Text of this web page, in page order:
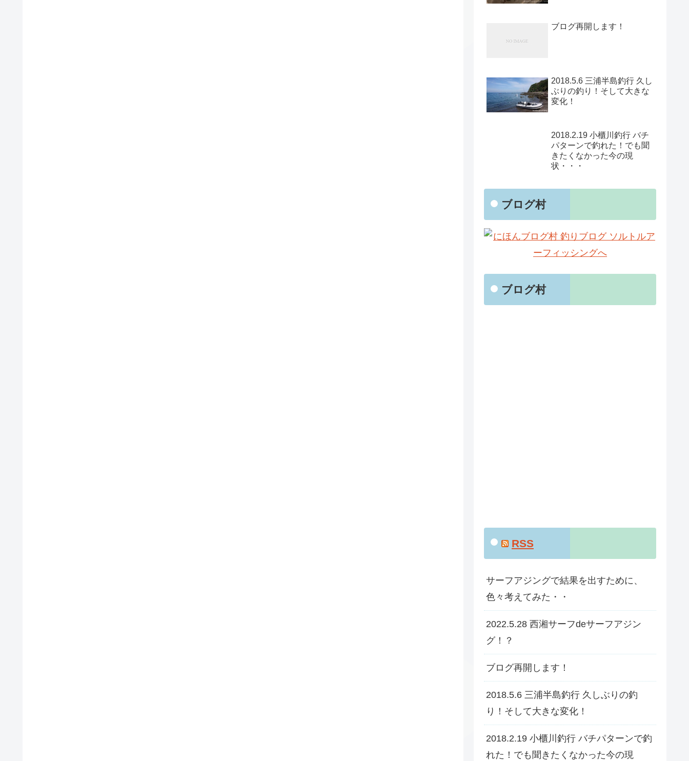
ブログ再開します！
2018.5.6 三浦半島釣行 久し
ぶりの釣り！そして大きな
変化！
2018.2.19 小櫃川釣行 バチ
パターンで釣れた！でも聞
きたくなかった今の現
状・・・
ブログ村
ブログ村
RSS
サーフアジングで結果を出すために、
色々考えてみた・・
2022.5.28 西湘サーフdeサーフアジン
グ！？
ブログ再開します！
2018.5.6 三浦半島釣行 久しぶりの釣
り！そして大きな変化！
2018.2.19 小櫃川釣行 バチパターンで釣
れた！でも聞きたくなかった今の現